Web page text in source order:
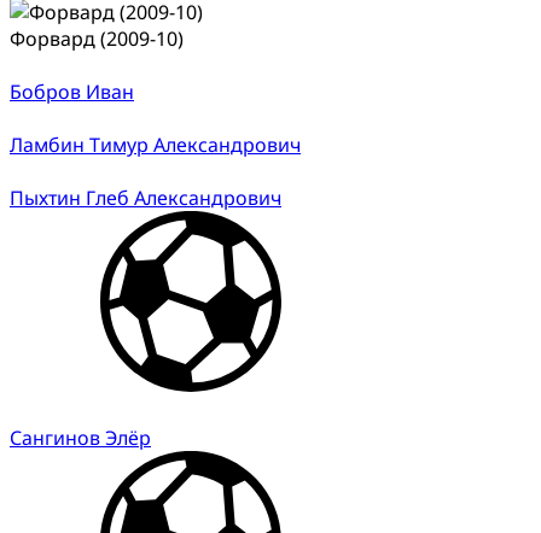
Форвард (2009-10)
Бобров Иван
Ламбин Тимур Александрович
Пыхтин Глеб Александрович
Сангинов Элёр